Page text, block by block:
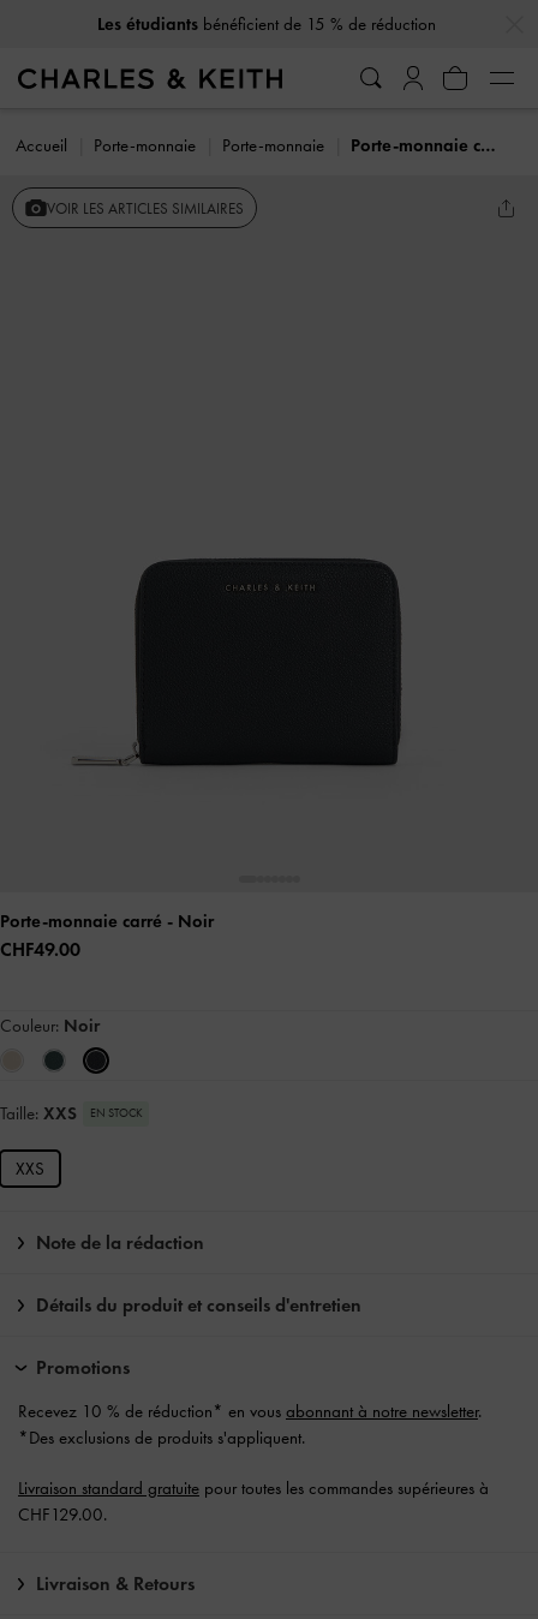
Les étudiants bénéficient de 15 % de réduction
Accueil Porte-monnaie Porte-monnaie Porte-monnaie carré
VOIR LES ARTICLES SIMILAIRES
Porte-monnaie carré - Noir
CHF49.00
Couleur: Noir
Taille: XXS EN STOCK
XXS
Note de la rédaction
Détails du produit et conseils d'entretien
Promotions
Recevez 10 % de réduction* en vous abonnant à notre newsletter.
*Des exclusions de produits s'appliquent.
Livraison standard gratuite pour toutes les commandes supérieures à
CHF129.00.
Livraison & Retours